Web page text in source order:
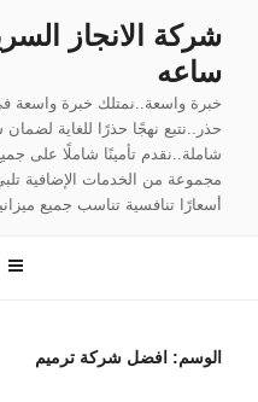
المحتوىساعه
خبرة واسعة..نمتلك خبرة واسعة
حذر..نتبع نهجًا حذرًا للغاية
شاملة..نقدم تأمينًا شاملًا على
مجموعة من الخدمات الإضافية
أسعارًا تنافسية تناسب جميع
الوسم: افضل شركة ترميم